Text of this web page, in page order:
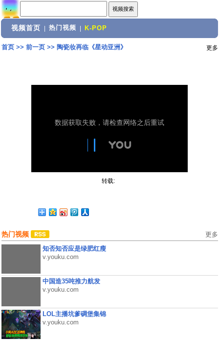
视频首页 热门视频 K-POP
首页>> 前一页>> 陶瓷妆再临《星动亚洲》 更多
转载:
热门视频 更多
知否知否应是绿肥红瘦
v.youku.com
中国造35吨推力航发
v.youku.com
LOL主播坑爹碉堡集锦
v.youku.com